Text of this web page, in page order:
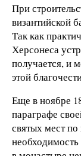
При
византийской
Так как
Херсонеса
получается, и
этой
Еще в ноябре
параграфе
святых мест